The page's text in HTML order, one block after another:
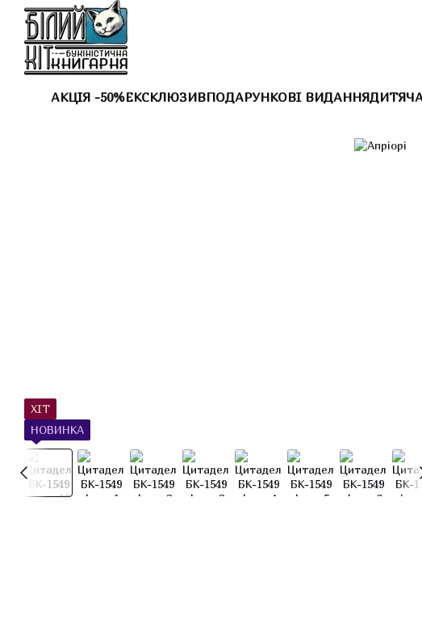
Перейти до основного контенту
АКЦІЯ -50%ЕКСКЛЮЗИВПОДАРУНКОВІ ВИДАННЯ
ХІТ
НОВИНКА